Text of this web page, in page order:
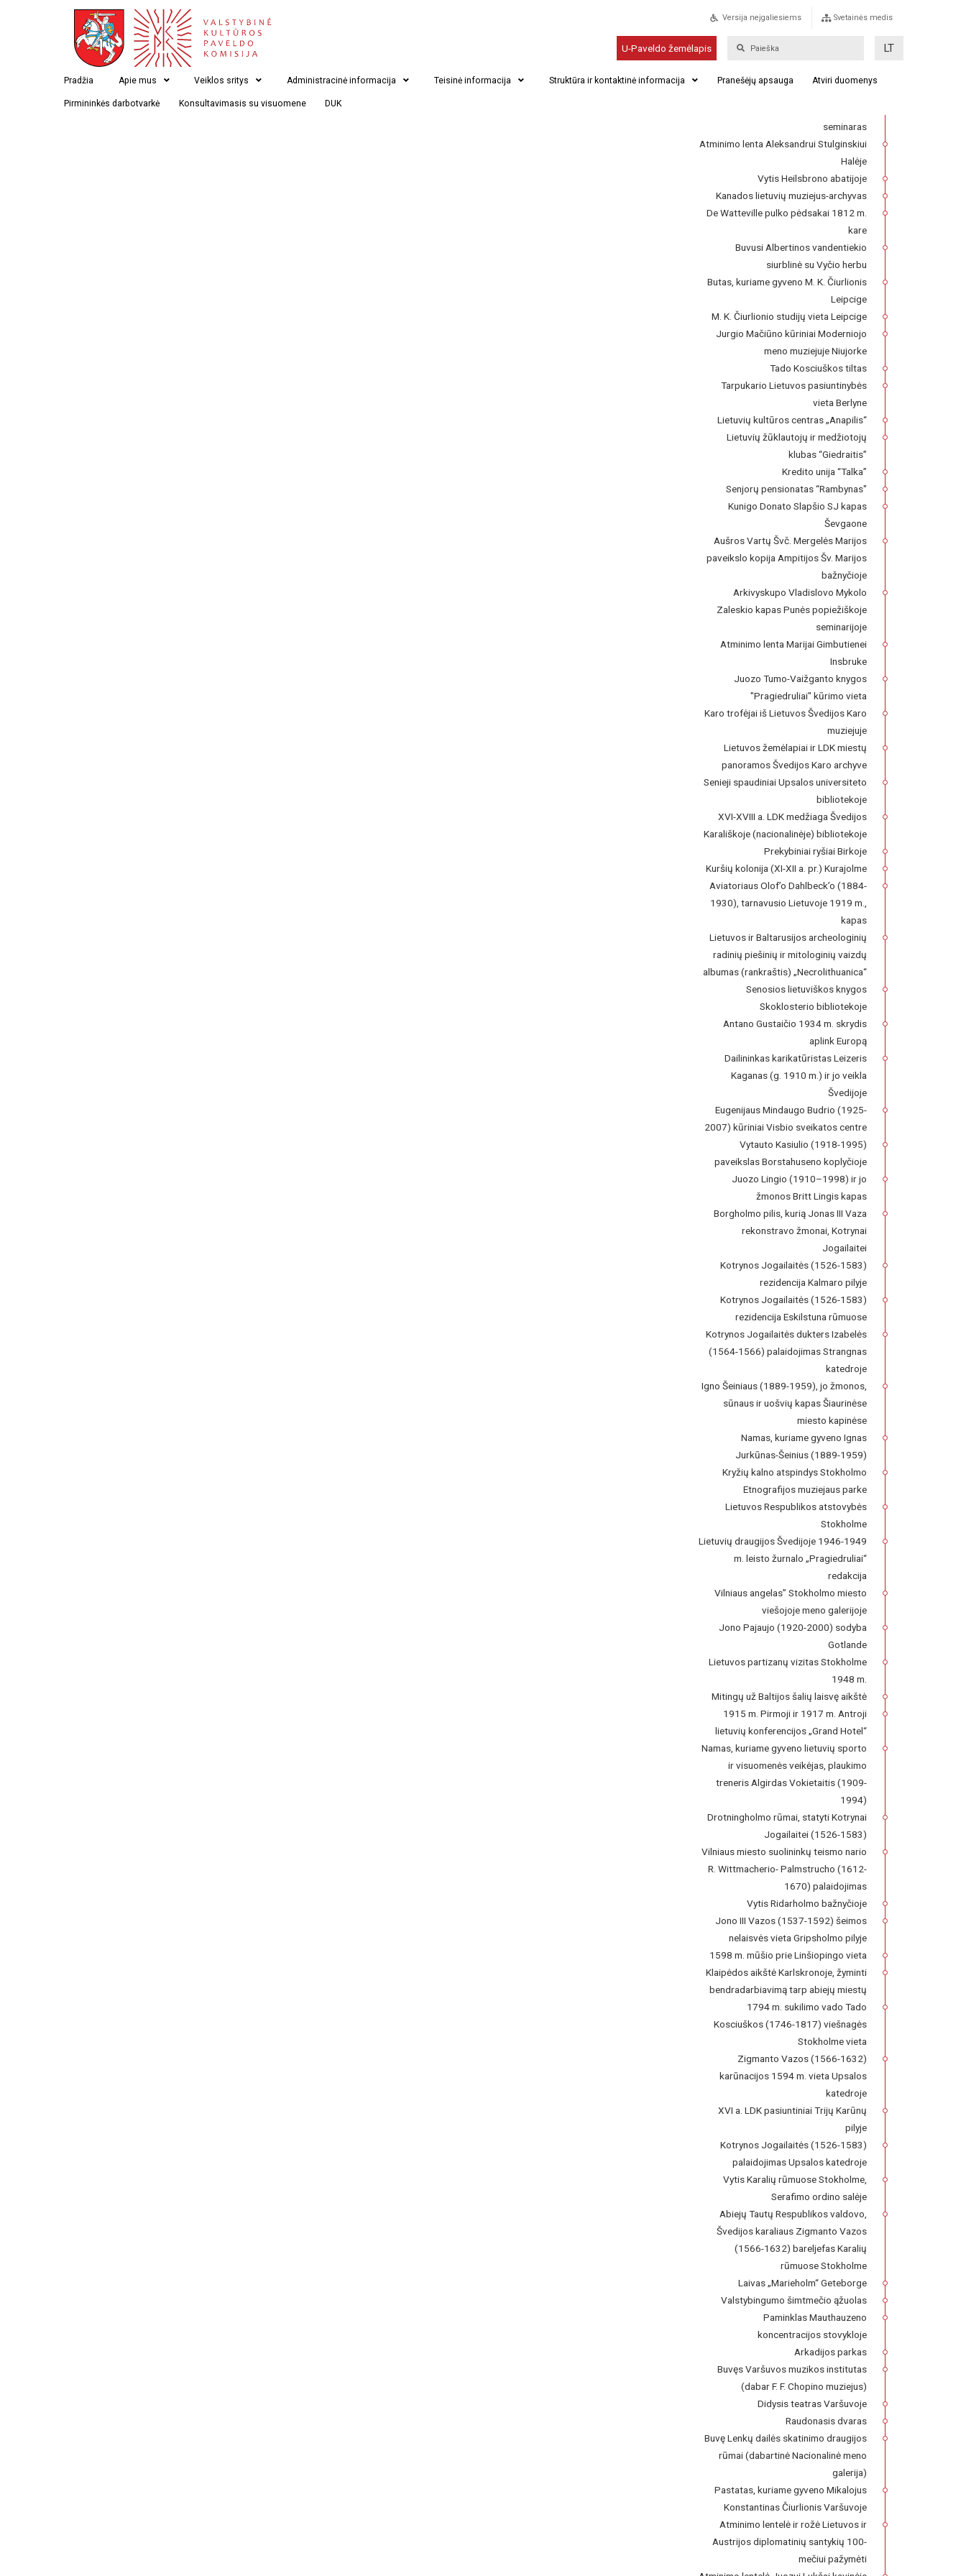
Versija neįgaliesiems Svetainės medis
U-Paveldo žemėlapis LT
Pradžia Apie mus Veiklos sritys Administracinė informacija Teisinė informacija Struktūra ir kontaktinė informacija Pranešėjų apsauga Atviri duomenys
Pirmininkės darbotvarkė Konsultavimasis su visuomene DUK
Našujos lietuvių kooperacinės kapinės
Našujos lietuvių
seminaras
Atminimo lenta Aleksandrui Stulginskiui
Halėje
Vytis Heilsbrono abatijoje
Kanados lietuvių muziejus-archyvas
De Watteville pulko pėdsakai 1812 m.
kare
Buvusi Albertinos vandentiekio
siurblinė su Vyčio herbu
Butas, kuriame gyveno M. K. Čiurlionis
Leipcige
M. K. Čiurlionio studijų vieta Leipcige
Jurgio Mačiūno kūriniai Moderniojo
meno muziejuje Niujorke
Tado Kosciuškos tiltas
Tarpukario Lietuvos pasiuntinybės
vieta Berlyne
Lietuvių kultūros centras „Anapilis“
Lietuvių žūklautojų ir medžiotojų
klubas “Giedraitis”
Kredito unija “Talka”
Senjorų pensionatas “Rambynas"
Kunigo Donato Slapšio SJ kapas
Ševgaone
Aušros Vartų Švč. Mergelės Marijos
paveikslo kopija Ampitijos Šv. Marijos
bažnyčioje
Arkivyskupo Vladislovo Mykolo
Zaleskio kapas Punės popiežiškoje
seminarijoje
Atminimo lenta Marijai Gimbutienei
Insbruke
Juozo Tumo-Vaižganto knygos
"Pragiedruliai" kūrimo vieta
Karo trofėjai iš Lietuvos Švedijos Karo
muziejuje
Lietuvos žemėlapiai ir LDK miestų
panoramos Švedijos Karo archyve
Senieji spaudiniai Upsalos universiteto
bibliotekoje
XVI-XVIII a. LDK medžiaga Švedijos
Karališkoje (nacionalinėje) bibliotekoje
Prekybiniai ryšiai Birkoje
Kuršių kolonija (XI-XII a. pr.) Kurajolme
Aviatoriaus Olof’o Dahlbeck’o (1884-
1930), tarnavusio Lietuvoje 1919 m.,
kapas
Lietuvos ir Baltarusijos archeologinių
radinių piešinių ir mitologinių vaizdų
albumas (rankraštis) „Necrolithuanica“
Senosios lietuviškos knygos
Skoklosterio bibliotekoje
Antano Gustaičio 1934 m. skrydis
aplink Europą
Dailininkas karikatūristas Leizeris
Kaganas (g. 1910 m.) ir jo veikla
Švedijoje
Eugenijaus Mindaugo Budrio (1925-
2007) kūriniai Visbio sveikatos centre
Vytauto Kasiulio (1918-1995)
paveikslas Borstahuseno koplyčioje
Juozo Lingio (1910–1998) ir jo
žmonos Britt Lingis kapas
Borgholmo pilis, kurią Jonas III Vaza
rekonstravo žmonai, Kotrynai
Jogailaitei
Kotrynos Jogailaitės (1526-1583)
rezidencija Kalmaro pilyje
Kotrynos Jogailaitės (1526-1583)
rezidencija Eskilstuna rūmuose
Kotrynos Jogailaitės dukters Izabelės
(1564-1566) palaidojimas Strangnas
katedroje
Igno Šeiniaus (1889-1959), jo žmonos,
sūnaus ir uošvių kapas Šiaurinėse
miesto kapinėse
Namas, kuriame gyveno Ignas
Jurkūnas-Šeinius (1889-1959)
Kryžių kalno atspindys Stokholmo
Etnografijos muziejaus parke
Lietuvos Respublikos atstovybės
Stokholme
Lietuvių draugijos Švedijoje 1946-1949
m. leisto žurnalo „Pragiedruliai“
redakcija
Vilniaus angelas” Stokholmo miesto
viešojoje meno galerijoje
Jono Pajaujo (1920-2000) sodyba
Gotlande
Lietuvos partizanų vizitas Stokholme
1948 m.
Mitingų už Baltijos šalių laisvę aikštė
1915 m. Pirmoji ir 1917 m. Antroji
lietuvių konferencijos „Grand Hotel“
Namas, kuriame gyveno lietuvių sporto
ir visuomenės veikėjas, plaukimo
treneris Algirdas Vokietaitis (1909-
1994)
Drotningholmo rūmai, statyti Kotrynai
Jogailaitei (1526-1583)
Vilniaus miesto suolininkų teismo nario
R. Wittmacherio- Palmstrucho (1612-
1670) palaidojimas
Vytis Ridarholmo bažnyčioje
Jono III Vazos (1537-1592) šeimos
nelaisvės vieta Gripsholmo pilyje
1598 m. mūšio prie Linšiopingo vieta
Klaipėdos aikštė Karlskronoje, žyminti
bendradarbiavimą tarp abiejų miestų
1794 m. sukilimo vado Tado
Kosciuškos (1746-1817) viešnagės
Stokholme vieta
Zigmanto Vazos (1566-1632)
karūnacijos 1594 m. vieta Upsalos
katedroje
XVI a. LDK pasiuntiniai Trijų Karūnų
pilyje
Kotrynos Jogailaitės (1526-1583)
palaidojimas Upsalos katedroje
Vytis Karalių rūmuose Stokholme,
Serafimo ordino salėje
Abiejų Tautų Respublikos valdovo,
Švedijos karaliaus Zigmanto Vazos
(1566-1632) bareljefas Karalių
rūmuose Stokholme
Laivas „Marieholm“ Geteborge
Valstybingumo šimtmečio ąžuolas
Paminklas Mauthauzeno
koncentracijos stovykloje
Arkadijos parkas
Buvęs Varšuvos muzikos institutas
(dabar F. F. Chopino muziejus)
Didysis teatras Varšuvoje
Raudonasis dvaras
Buvę Lenkų dailės skatinimo draugijos
rūmai (dabartinė Nacionalinė meno
galerija)
Pastatas, kuriame gyveno Mikalojus
Konstantinas Čiurlionis Varšuvoje
Atminimo lentelė ir rožė Lietuvos ir
Austrijos diplomatinių santykių 100-
mečiui pažymėti